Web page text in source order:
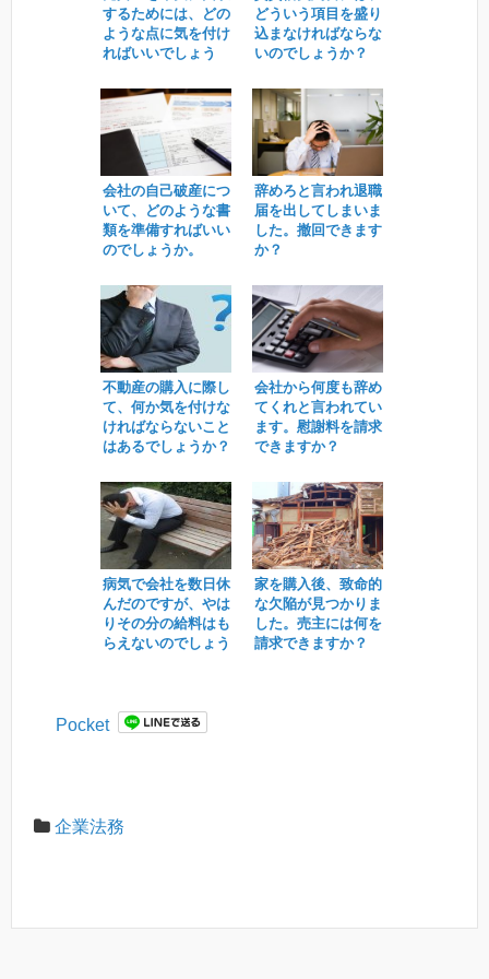
するためには、どの
ような点に気を付け
ればいいでしょう
どういう項目を盛り
込まなければならな
いのでしょうか？
会社の自己破産につ
いて、どのような書
類を準備すればいい
のでしょうか。
辞めろと言われ退職
届を出してしまいま
した。撤回できます
か？
不動産の購入に際し
て、何か気を付けな
ければならないこと
はあるでしょうか？
会社から何度も辞め
てくれと言われてい
ます。慰謝料を請求
できますか？
病気で会社を数日休
んだのですが、やは
りその分の給料はも
らえないのでしょう
家を購入後、致命的
な欠陥が見つかりま
した。売主には何を
請求できますか？
Pocket
企業法務